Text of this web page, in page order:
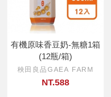
有機原味香豆奶-無糖1箱
(12瓶/箱)
秧田良品GAEA FARM
NT.588